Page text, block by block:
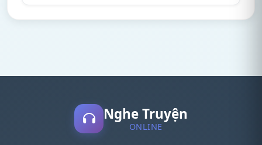
Nghe Truyện
ONLINE